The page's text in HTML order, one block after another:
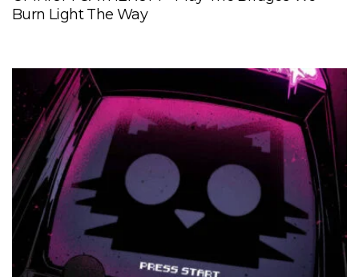
Burn Light The Way